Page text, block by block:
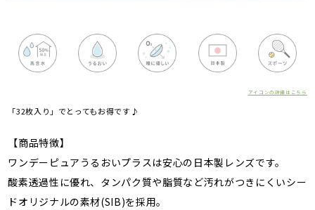
アイコンの詳細はこちら
「32枚入り」でとってもお得です♪
【商品特徴】
ワンデーピュアうるおいプラスは安心の日本製レンズです。
酸素透過性に優れ、タンパク質や脂質など汚れがつきにくいシー
ドオリジナルの素材(SIB)を採用。